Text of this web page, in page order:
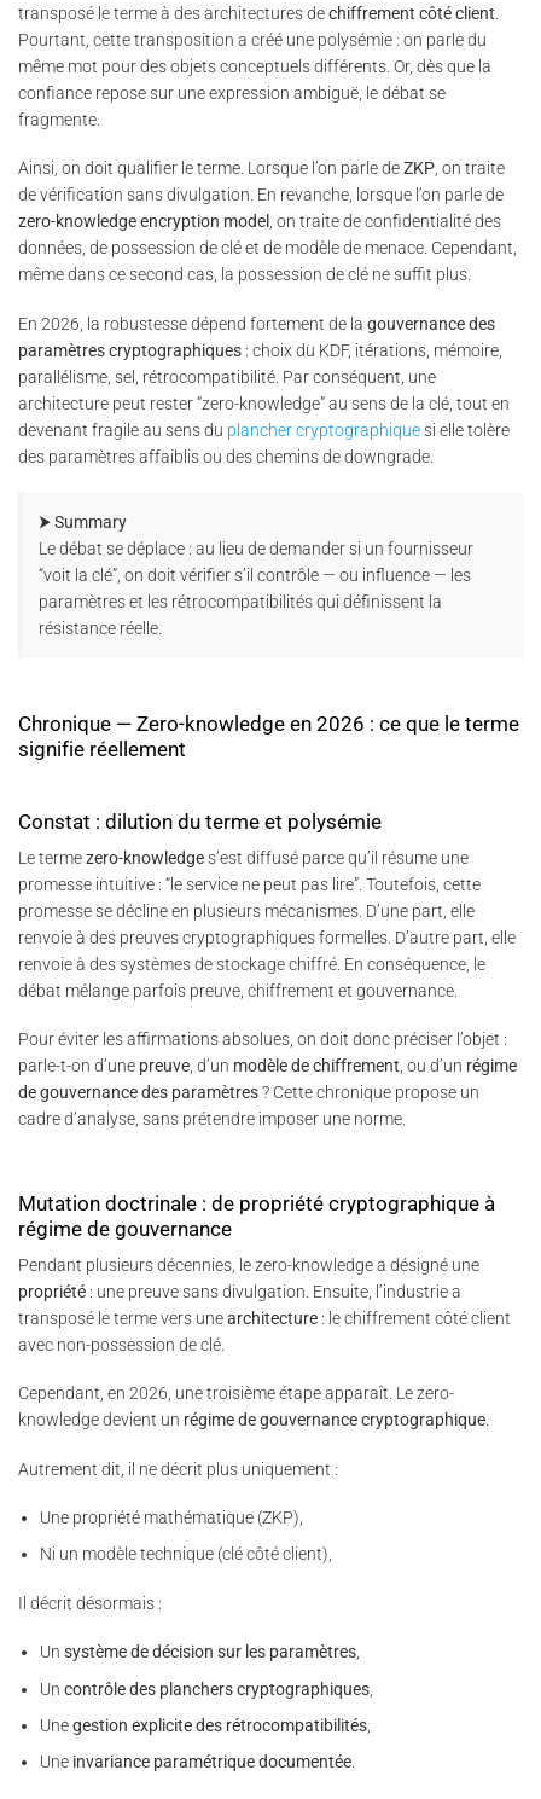
transposé le terme à des architectures dechiffrement côté client
Pourtant, cette transposition a créé une polysémie : on parle du
même mot pour des objets conceptuels différents. Or, dès que la
confiance repose sur une expression ambiguë, le débat se
fragmente.
Ainsi, on doit qualifier le terme. Lorsque l’on parle deZKP, on traite
de vérification sans divulgation. En revanche, lorsque l’on parle de
zero-knowledge encryption model , on traite de confidentialité des
données, de possession de clé et de modèle de menace. Cependant,
même dans ce second cas, la possession de clé ne suffit plus.
En 2026, la robustesse dépend fortement de la gouvernance des
paramètres cryptographiques : choix du KDF, itérations, mémoire,
parallélisme, sel, rétrocompatibilité. Par conséquent, une
architecture peut rester “zero-knowledge” au sens de la clé, tout en
devenant fragile au sens du plancher cryptographiquesi elle tolère
des paramètres affaiblis ou des chemins de downgrade.
⮞ Summary
Le débat se déplace : au lieu de demander si un fournisseur
“voit la clé”, on doit vérifier s’il contrôle — ou influence — les
paramètres et les rétrocompatibilités qui définissent la
résistance réelle.
Chronique — Zero-knowledge en 2026 : ce que le terme
signifie réellement
Constat : dilution du terme et polysémie
Le termezero-knowledges’est diffusé parce qu’il résume une
promesse intuitive : “le service ne peut pas lire”. Toutefois, cette
promesse se décline en plusieurs mécanismes. D’une part, elle
renvoie à des preuves cryptographiques formelles. D’autre part, elle
renvoie à des systèmes de stockage chiffré. En conséquence, le
débat mélange parfois preuve, chiffrement et gouvernance.
Pour éviter les affirmations absolues, on doit donc préciser l’objet :
parle-t-on d’une preuve, d’un modèle de chiffrement, ou d’un régime
de gouvernance des paramètres? Cette chronique propose un
cadre d’analyse, sans prétendre imposer une norme.
Mutation doctrinale : de propriété cryptographique à
régime de gouvernance
Pendant plusieurs décennies, le zero-knowledge a désigné une
propriété : une preuve sans divulgation. Ensuite, l’industrie a
transposé le terme vers unearchitecture : le chiffrement côté client
avec non-possession de clé.
Cependant, en 2026, une troisième étape apparaît. Le zero-
knowledge devient un régime de gouvernance cryptographique.
Autrement dit, il ne décrit plus uniquement :
Une propriété mathématique (ZKP),
Ni un modèle technique (clé côté client),
Il décrit désormais :
Unsystème de décision sur les paramètres
Uncontrôle des planchers cryptographiques
Unegestion explicite des rétrocompatibilités
Une invariance paramétrique documentée.